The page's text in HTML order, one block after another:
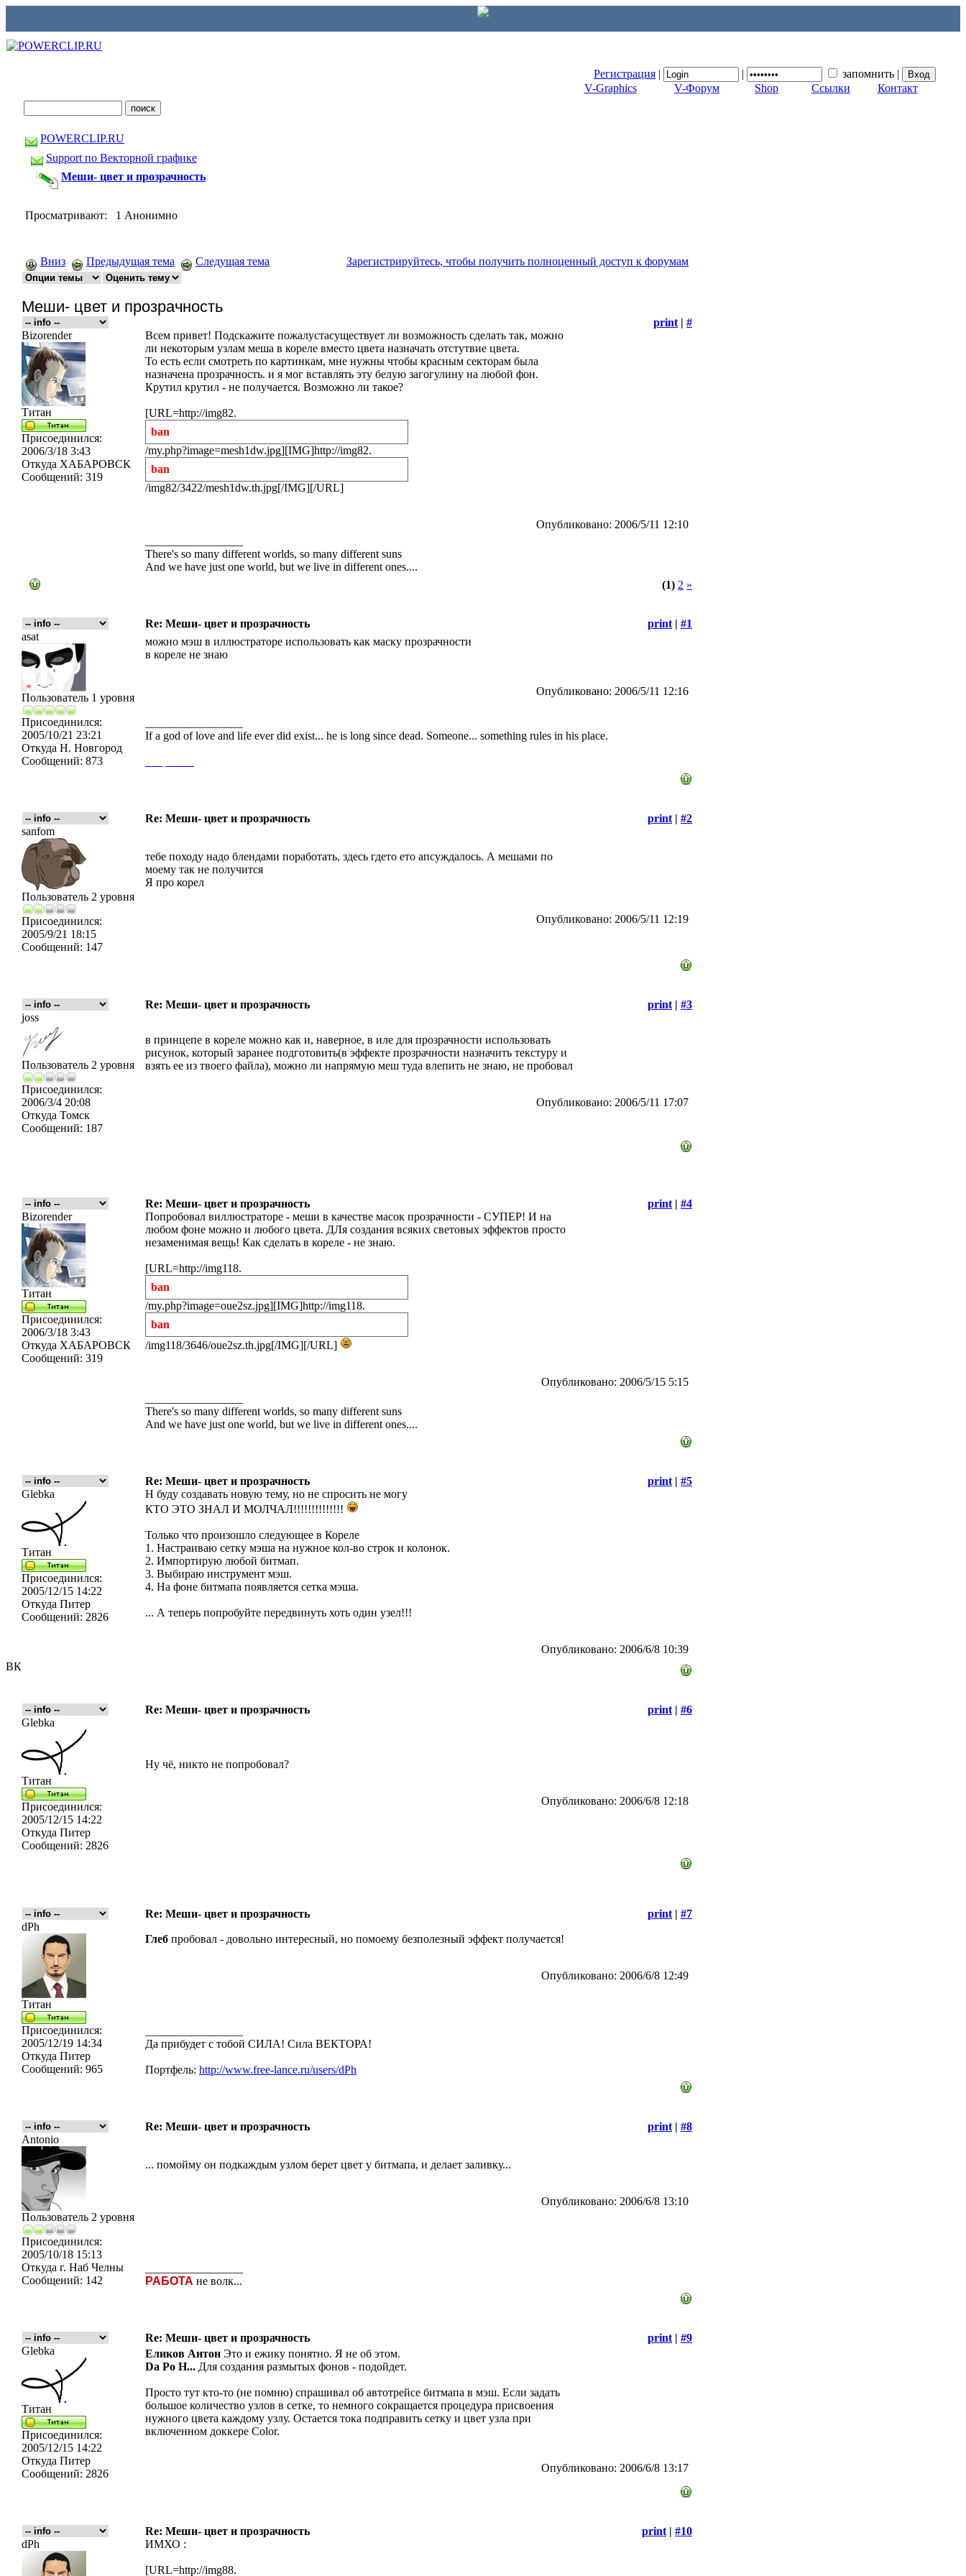
Регистрация | | запомнить |
V-Graphics
V-Форум Shop Ссылки Контакт
ВК
POWERCLIP.RU
Support по Векторной графике
Меши- цвет и прозрачность
Просматривают: 1 Анонимно
Вниз Предыдущая тема Следущая тема Зарегистрируйтесь, чтобы получить полноценный доступ к форумам
Меши- цвет и прозрачность
print | #
Bizorender
Титан
Присоединился:
2006/3/18 3:43
Откуда ХАБАРОВСК
Сообщений: 319
Всем привет! Подскажите пожалустасуществует ли возможность сделать так, можно
ли некоторым узлам меша в кореле вместо цвета назначать отстутвие цвета.
То есть если смотреть по картинкам, мне нужны чтобы красным секторам была
назначена прозрачность. и я мог вставлять эту белую загогулину на любой фон.
Крутил крутил - не получается. Возможно ли такое?
[URL=http://img82.
ban
/my.php?image=mesh1dw.jpg][IMG]http://img82.
ban
/img82/3422/mesh1dw.th.jpg[/IMG][/URL]
Опубликовано: 2006/5/11 12:10
There's so many different worlds, so many different suns
And we have just one world, but we live in different ones....
(1) 2 »
Re: Меши- цвет и прозрачность print | #1
asat
Пользователь 1 уровня
Присоединился:
2005/10/21 23:21
Откуда Н. Новгород
Сообщений: 873
можно мэш в иллюстраторе использовать как маску прозрачности
в кореле не знаю
Опубликовано: 2006/5/11 12:16
If a god of love and life ever did exist... he is long since dead. Someone... something rules in his place.
Re: Меши- цвет и прозрачность print | #2
sanfom
Пользователь 2 уровня
Присоединился:
2005/9/21 18:15
Сообщений: 147
тебе походу надо блендами поработать, здесь гдето ето апсуждалось. А мешами по
моему так не получится
Я про корел
Опубликовано: 2006/5/11 12:19
Re: Меши- цвет и прозрачность print | #3
joss
Пользователь 2 уровня
Присоединился:
2006/3/4 20:08
Откуда Томск
Сообщений: 187
в принцепе в кореле можно как и, наверное, в иле для прозрачности использовать
рисунок, который заранее подготовить(в эффекте прозрачности назначить текстуру и
взять ее из твоего файла), можно ли напрямую меш туда влепить не знаю, не пробовал
Опубликовано: 2006/5/11 17:07
Re: Меши- цвет и прозрачность print | #4
Bizorender
Титан
Присоединился:
2006/3/18 3:43
Откуда ХАБАРОВСК
Сообщений: 319
Попробовал виллюстраторе - меши в качестве масок прозрачности - СУПЕР! И на
любом фоне можно и любого цвета. ДЛя создания всяких световых эффектов просто
незаменимая вещь! Как сделать в кореле - не знаю.
[URL=http://img118.
ban
/my.php?image=oue2sz.jpg][IMG]http://img118.
ban
/img118/3646/oue2sz.th.jpg[/IMG][/URL]
Опубликовано: 2006/5/15 5:15
There's so many different worlds, so many different suns
And we have just one world, but we live in different ones....
Re: Меши- цвет и прозрачность print | #5
Glebka
Титан
Присоединился:
2005/12/15 14:22
Откуда Питер
Сообщений: 2826
Н буду создавать новую тему, но не спросить не могу
КТО ЭТО ЗНАЛ И МОЛЧАЛ!!!!!!!!!!!!!!
Только что произошло следующее в Кореле
1. Настраиваю сетку мэша на нужное кол-во строк и колонок.
2. Импортирую любой битмап.
3. Выбираю инструмент мэш.
4. На фоне битмапа появляется сетка мэша.
... А теперь попробуйте передвинуть хоть один узел!!!
Опубликовано: 2006/6/8 10:39
Re: Меши- цвет и прозрачность print | #6
Glebka
Титан
Присоединился:
2005/12/15 14:22
Откуда Питер
Сообщений: 2826
Ну чё, никто не попробовал?
Опубликовано: 2006/6/8 12:18
Re: Меши- цвет и прозрачность print | #7
dPh
Титан
Присоединился:
2005/12/19 14:34
Откуда Питер
Сообщений: 965
Глеб пробовал - довольно интересный, но помоему безполезный эффект получается!
Опубликовано: 2006/6/8 12:49
Да прибудет с тобой CИЛА! Сила ВЕКТОРА!
Портфель: http://www.free-lance.ru/users/dPh
Re: Меши- цвет и прозрачность print | #8
Antonio
Пользователь 2 уровня
Присоединился:
2005/10/18 15:13
Откуда г. Наб Челны
Сообщений: 142
... помойму он подкаждым узлом берет цвет у битмапа, и делает заливку...
Опубликовано: 2006/6/8 13:10
РАБОТА не волк...
Re: Меши- цвет и прозрачность print | #9
Glebka
Титан
Присоединился:
2005/12/15 14:22
Откуда Питер
Сообщений: 2826
Еликов Антон Это и ежику понятно. Я не об этом.
Da Po H... Для создания размытых фонов - подойдет.
Просто тут кто-то (не помню) спрашивал об автотрейсе битмапа в мэш. Если задать
большое количество узлов в сетке, то немного сокращается процедура присвоения
нужного цвета каждому узлу. Остается тока подправить сетку и цвет узла при
включенном доккере Color.
Опубликовано: 2006/6/8 13:17
Re: Меши- цвет и прозрачность print | #10
dPh
ИМХО :
[URL=http://img88.